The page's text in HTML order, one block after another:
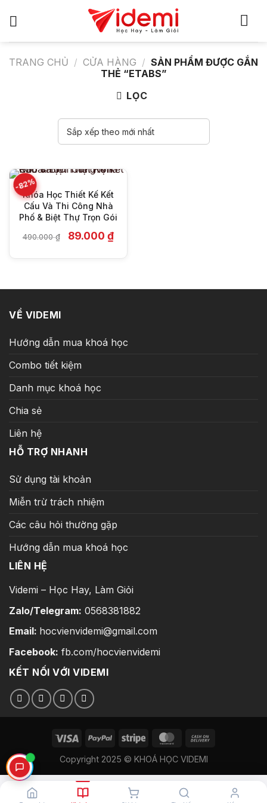
TRANG CHỦ / CỬA HÀNG / SẢN PHẨM ĐƯỢC GẮN
THẺ “ETABS”
LỌC
-82%
Khóa Học Thiết Kế Kết
Cấu Và Thi Công Nhà
Phố & Biệt Thự Trọn Gói
490.000₫ Giá
gốc
89.000₫Giá
VỀ VIDEMI
Hướng dẫn mua khoá học
Combo tiết kiệm
Danh mục khoá học
Chia sẻ
Liên hệ
HỖ TRỢ NHANH
Sử dụng tài khoản
Miễn trừ trách nhiệm
Các câu hỏi thường gặp
Hướng dẫn mua khoá học
LIÊN HỆ
Videmi – Học Hay, Làm Giỏi
Zalo/Telegram: 0568381882
Email: hocvienvidemi@gmail.com
Facebook: fb.com/hocvienvidemi
KẾT NỐI VỚI VIDEMI
Copyright 2025 © KHOÁ HỌC VIDEMI